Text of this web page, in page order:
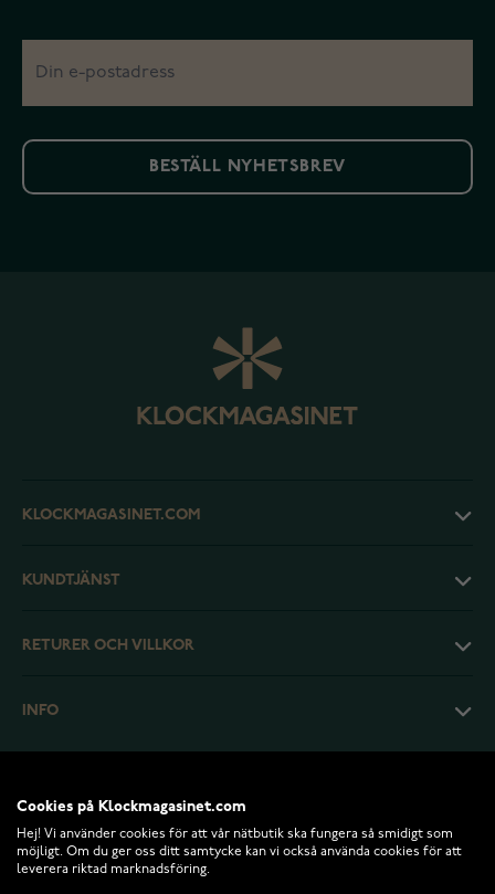
BESTÄLL NYHETSBREV
KLOCKMAGASINET.COM
KUNDTJÄNST
RETURER OCH VILLKOR
INFO
Cookies på Klockmagasinet.com
Hej! Vi använder cookies för att vår nätbutik ska fungera så smidigt som
möjligt. Om du ger oss ditt samtycke kan vi också använda cookies för att
leverera riktad marknadsföring.